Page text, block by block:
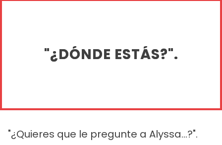
"¿DÓNDE ESTÁS?".
"¿Quieres que le pregunte a Alyssa...?".